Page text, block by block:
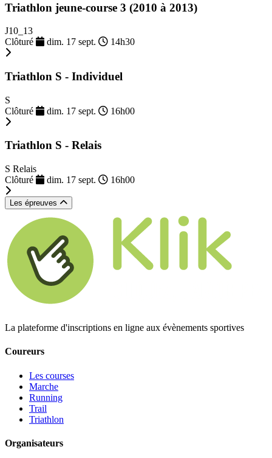
Triathlon jeune-course 3 (2010 à 2013)
J10_13
Clôturé
dim. 17 sept. 14h30
Triathlon S - Individuel
S
Clôturé
dim. 17 sept. 16h00
Triathlon S - Relais
S Relais
Clôturé
dim. 17 sept. 16h00
Les épreuves
La plateforme d'inscriptions en ligne aux évènements sportives
Coureurs
Les courses
Marche
Running
Trail
Triathlon
Organisateurs